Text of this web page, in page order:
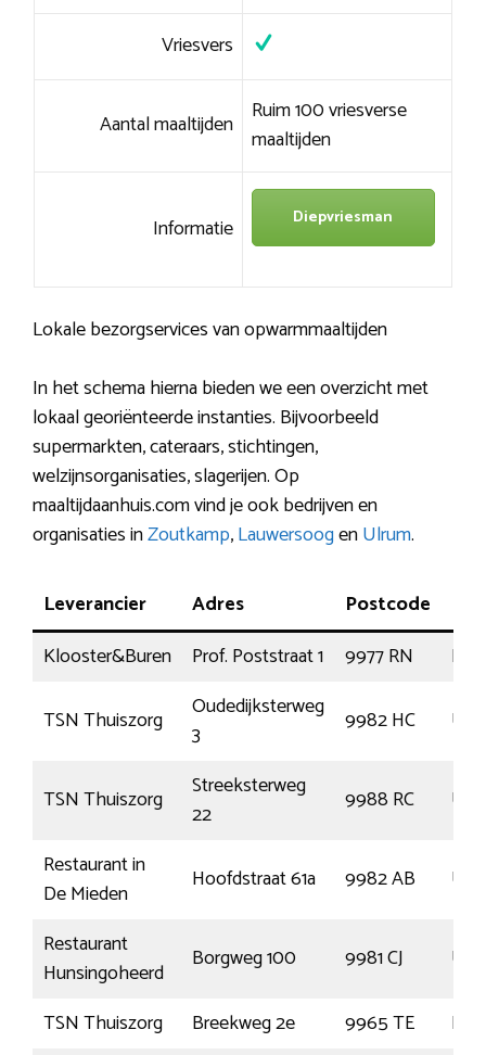
Vriesvers
Aantal maaltijden Ruim 100 vriesverse
maaltijden
Informatie Diepvriesman
Lokale bezorgservices van opwarmmaaltijden
In het schema hierna bieden we een overzicht met
lokaal georiënteerde instanties. Bijvoorbeeld
supermarkten, cateraars, stichtingen,
welzijnsorganisaties, slagerijen. Op
maaltijdaanhuis.com vind je ook bedrijven en
organisaties inZoutkamp,LauwersoogenUlrum.
Leverancier Adres Postcode
Klooster&Buren
Prof. Poststraat 1 9977 RN
TSN Thuiszorg
Oudedijksterweg
3
9982 HC
TSN Thuiszorg
Streeksterweg
22
9988 RC
Restaurant in
De Mieden
Hoofdstraat 61a 9982 AB
Restaurant
Hunsingoheerd
Borgweg 100 9981 CJ
TSN Thuiszorg
Breekweg 2e 9965 TE